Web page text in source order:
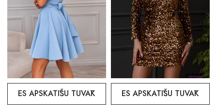
ES APSKATĪŠU TUVĀK ES APSKATĪŠU TUVĀK